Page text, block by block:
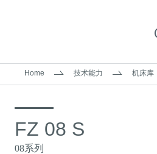
Home 技术能力 机床库
FZ 08 S
08系列